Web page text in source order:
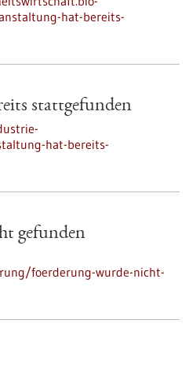
hat-bereits-
stattgefunden
hat-bereits-
gefunden
foerderung-wurde-nicht-